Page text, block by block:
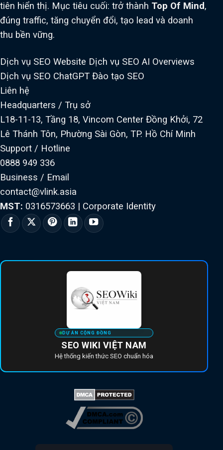
tiên hiển thị. Mục tiêu cuối: trở thành Top Of Mind,
đúng traffic, tăng chuyển đổi, tạo lead và doanh
thu bền vững.
Dịch vụ SEO Website Dịch vụ SEO AI Overviews
Dịch vụ SEO ChatGPT Đào tạo SEO
Liên hệ
Headquarters / Trụ sở
L18-11-13, Tầng 18, Vincom Center Đồng Khởi, 72
Lê Thánh Tôn, Phường Sài Gòn, TP. Hồ Chí Minh
Support / Hotline
0888 949 336
Business / Email
contact@vlink.asia
MST: 0316573663 | Corporate Identity
DỰ ÁN CỘNG ĐỒNG
SEO WIKI VIỆT NAM
Hệ thống kiến thức SEO chuẩn hóa